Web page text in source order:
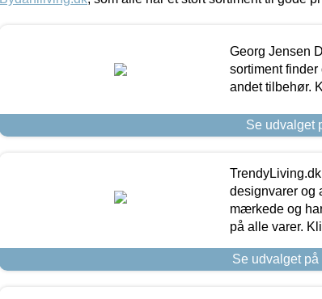
Georg Jensen
sortiment
andet tilbehør.
Se udvalget
designvarer og
mærkede og
på alle varer.
Se udvalget